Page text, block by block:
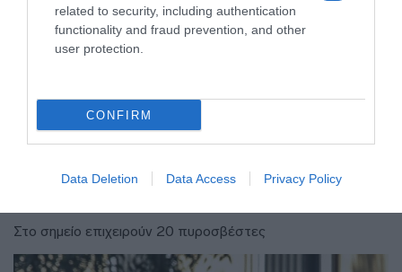
related to security, including authentication
functionality and fraud prevention, and other
user protection.
CONFIRM
Data Deletion Data Access Privacy Policy
ΕΛΛΑΔΑ
Φωτιά στο Αριοχώρι Καλαμάτας –
Στο σημείο επιχειρούν 20 πυροσβέστες